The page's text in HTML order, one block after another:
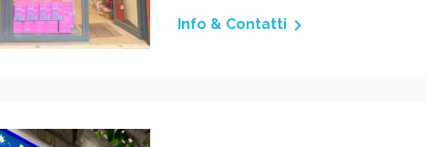
Info & Contatti 